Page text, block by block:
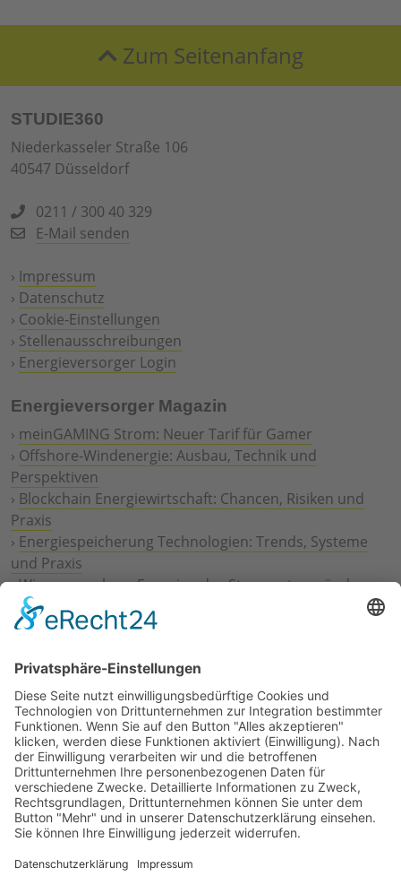
Zum Seitenanfang
STUDIE360
Niederkasseler Straße 106
40547 Düsseldorf
0211 / 300 40 329
E-Mail senden
› Impressum
› Datenschutz
› Cookie-Einstellungen
› Stellenausschreibungen
› Energieversorger Login
Energieversorger Magazin
› meinGAMING Strom: Neuer Tarif für Gamer
› Offshore-Windenergie: Ausbau, Technik und
Perspektiven
› Blockchain Energiewirtschaft: Chancen, Risiken und
Praxis
› Energiespeicherung Technologien: Trends, Systeme
und Praxis
›Wie erneuerbare Energien das Stromnetz verändern
Digitalisierung Energiewirtschaft: Effizienz, Netze und
Prozesse
Geschäftsmodelle
›Vorstandswechsel Westenergie: Böddeling übernimmt
befristet
›Wasserstoff-Hochlauf: Dialog, Infrastruktur und
konkrete Schritte
›Solaranlage Regenbogenfarben: FC St. Pauli und
LichtBlick installieren erste weltweite Anlage
Jetzt an der STUDIE360 teilnehmen
Wir möchten Transparenz mit einheitlichen Kriterien